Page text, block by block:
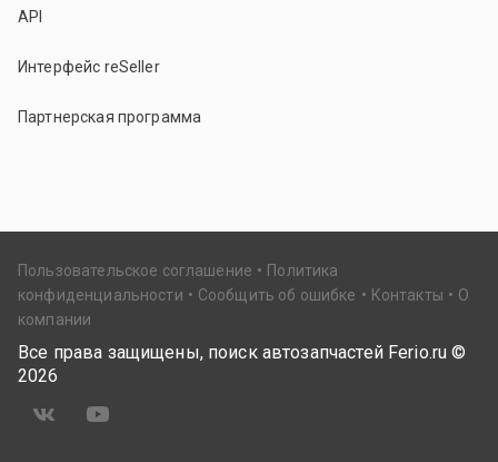
API
Интерфейс reSeller
Партнерская программа
Пользовательское соглашение
Политика
конфиденциальности
Сообщить об ошибке Контакты
О
компании
Все права защищены, поиск автозапчастей Ferio.ru ©
2026